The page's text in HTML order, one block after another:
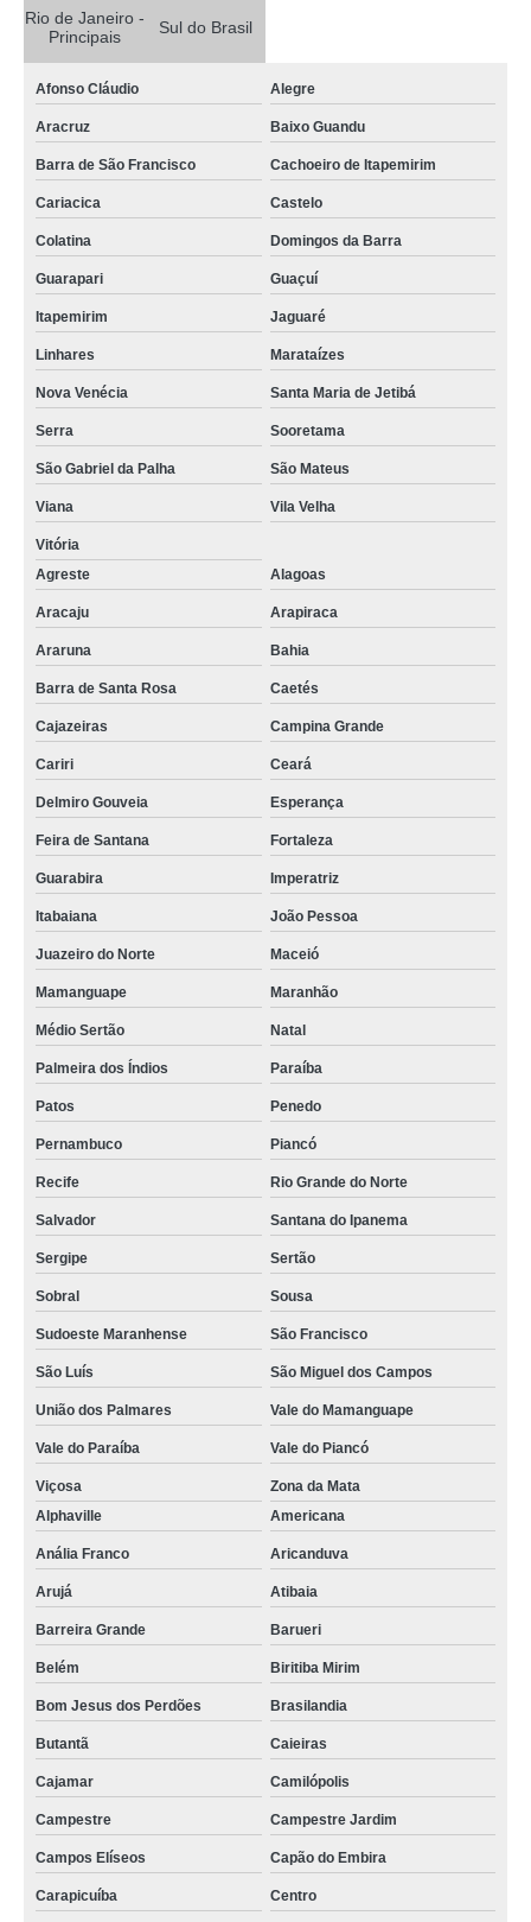
Rio de Janeiro -
Principais
Sul do Brasil
Afonso Cláudio Alegre
Aracruz Baixo Guandu
Barra de São Francisco Cachoeiro de Itapemirim
Cariacica Castelo
Colatina Domingos da Barra
Guarapari Guaçuí
Itapemirim Jaguaré
Linhares Marataízes
Nova Venécia Santa Maria de Jetibá
Serra Sooretama
São Gabriel da Palha São Mateus
Viana Vila Velha
Vitória
Agreste
Alagoas
Aracaju Arapiraca
Araruna Bahia
Barra de Santa Rosa Caetés
Cajazeiras Campina Grande
Cariri Ceará
Delmiro Gouveia Esperança
Feira de Santana Fortaleza
Guarabira Imperatriz
Itabaiana João Pessoa
Juazeiro do Norte Maceió
Mamanguape Maranhão
Médio Sertão Natal
Palmeira dos Índios Paraíba
Patos Penedo
Pernambuco Piancó
Recife Rio Grande do Norte
Salvador Santana do Ipanema
Sergipe Sertão
Sobral Sousa
Sudoeste Maranhense São Francisco
São Luís São Miguel dos Campos
União dos Palmares Vale do Mamanguape
Vale do Paraíba Vale do Piancó
Viçosa
Zona da Mata
Alphaville
Americana
Anália Franco Aricanduva
Arujá Atibaia
Barreira Grande Barueri
Belém Biritiba Mirim
Bom Jesus dos Perdões Brasilandia
Butantã Caieiras
Cajamar Camilópolis
Campestre Campestre Jardim
Campos Elíseos Capão do Embira
Carapicuíba Centro